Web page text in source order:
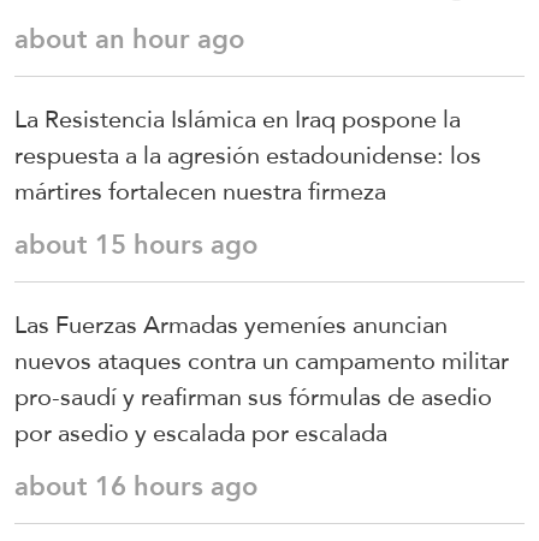
about an hour ago
La Resistencia Islámica en Iraq pospone la
respuesta a la agresión estadounidense: los
mártires fortalecen nuestra firmeza
about 15 hours ago
Las Fuerzas Armadas yemeníes anuncian
nuevos ataques contra un campamento militar
pro-saudí y reafirman sus fórmulas de asedio
por asedio y escalada por escalada
about 16 hours ago